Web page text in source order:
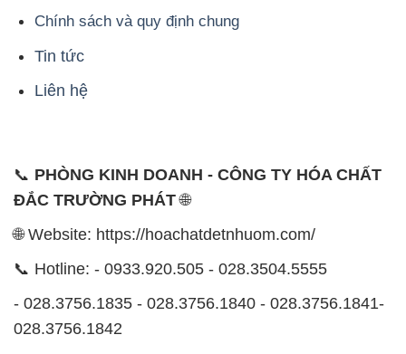
📞
PHÒNG KINH DOANH - CÔNG TY HÓA CHẤT
ĐẮC TRƯỜNG PHÁT
- 028.3756.1835 - 028.3756.1840 - 028.3756.1841-
0902.765.866
📧 Email: hoachat@dactruongphat.vn